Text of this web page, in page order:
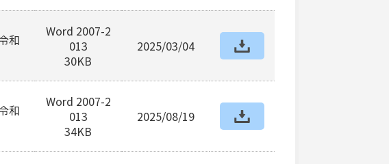
和
Word 2007-2
013
30KB
2025/03/04
和
Word 2007-2
013
34KB
2025/08/19